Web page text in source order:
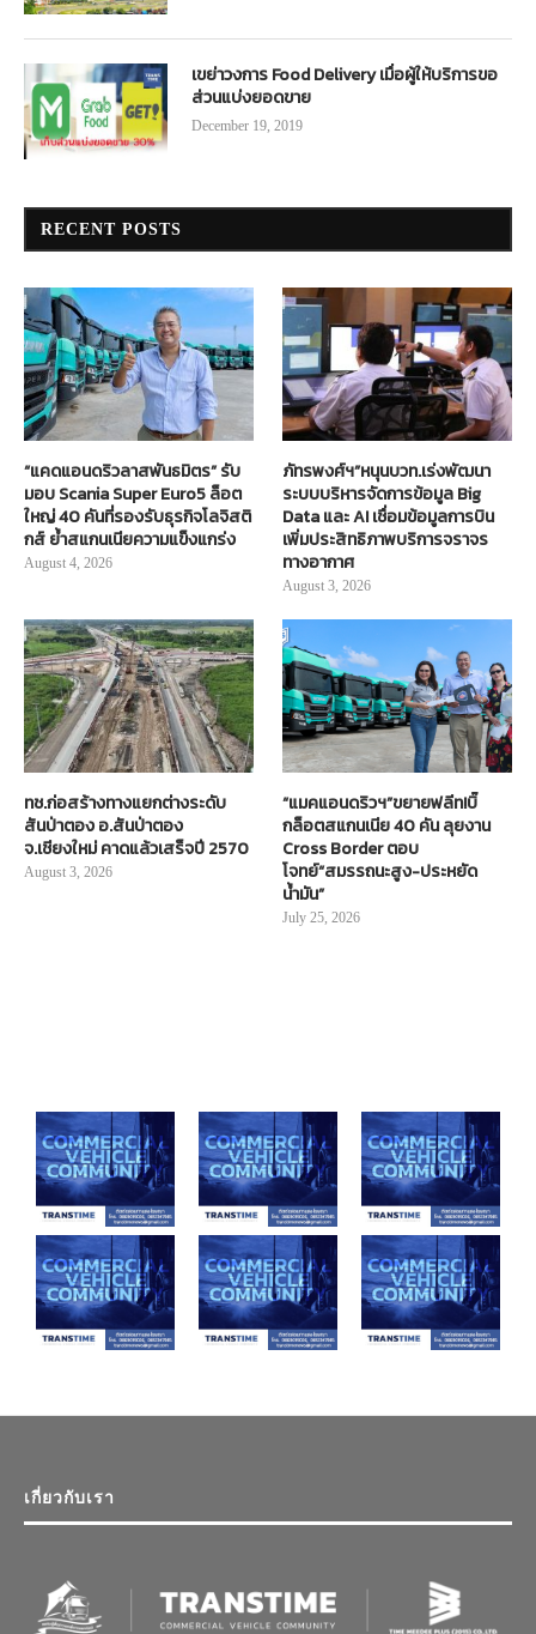
เขย่าวงการ Food Delivery เมื่อผู้ให้บริการขอ
ส่วนแบ่งยอดขาย
December 19, 2019
RECENT POSTS
“แคดแอนดริวลาสพันธมิตร” รับ
มอบ Scania Super Euro5 ล็อต
ใหญ่ 40 คันที่รองรับธุรกิจโลจิสติ
กส์ ย้ำสแกนเนียความแข็งแกร่ง
August 4, 2026
ภัทรพงศ์ฯ”หนุนบวท.เร่งพัฒนา
ระบบบริหารจัดการข้อมูล Big
Data และ AI เชื่อมข้อมูลการบิน
เพิ่มประสิทธิภาพบริการจราจร
ทางอากาศ
August 3, 2026
ทช.ก่อสร้างทางแยกต่างระดับ
สันป่าตอง อ.สันป่าตอง
จ.เชียงใหม่ คาดแล้วเสร็จปี 2570
August 3, 2026
“แมคแอนดริวฯ”ขยายฟลีท!บิ๊
กล็อตสแกนเนีย 40 คัน ลุยงาน
Cross Border ตอบ
โจทย์“สมรรถนะสูง-ประหยัด
น้ำมัน”
July 25, 2026
เกี่ยวกับเรา